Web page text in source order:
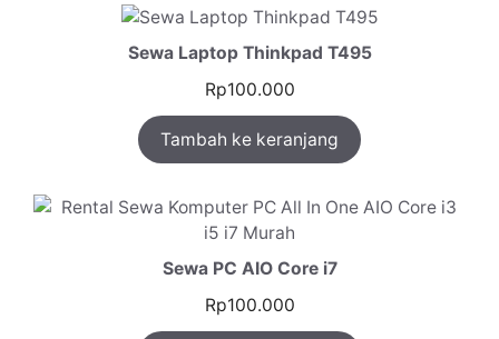
penilaian
Sewa Laptop Thinkpad T495
Rp100.000
Tambah ke keranjang
Sewa PC AIO Core i7
Rp100.000